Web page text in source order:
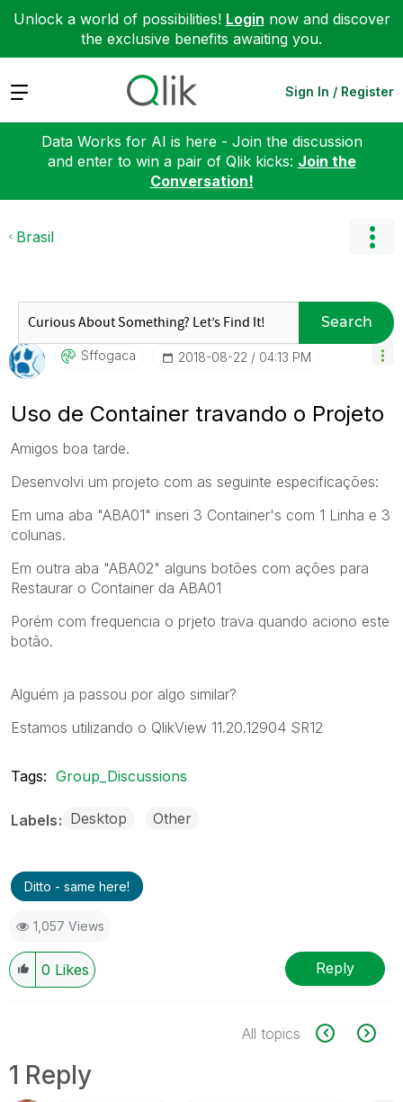
Unlock a world of possibilities! Login now and discover
the exclusive benefits awaiting you.
Expand Sign In / Register
Data Works for AI is here - Join the discussion
and enter to win a pair of Qlik kicks: Join the
Conversation!
Brasil
Search
Sffogaca ‎2018-08-22 04:13 PM
Uso de Container travando o Projeto
Amigos boa tarde.
Desenvolvi um projeto com as seguinte especificações:
Em uma aba "ABA01" inseri 3 Container's com 1 Linha e 3
colunas.
Em outra aba "ABA02" alguns botões com ações para
Restaurar o Container da ABA01
Porém com frequencia o prjeto trava quando aciono este
botão.
Alguém ja passou por algo similar?
Estamos utilizando o QlikView 11.20.12904 SR12
Tags: Group_Discussions
Labels Desktop Other
Ditto - same here!
1,057 Views
0 Likes Reply
All topics
1 Reply